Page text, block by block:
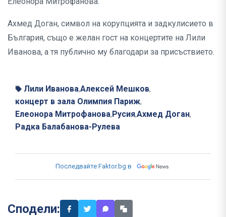
Ахмед Доган, символ на корупцията и задкулисието в
България, също е желан гост на концертите на Лили
Иванова, а тя публично му благодари за присъствието.
Лили Иванова,Алексей Мешков,
концерт в зала Олимпия Париж,
Елеонора Митрофанова, Русия,Ахмед Доган,
Радка Балабанова-Рулева
Последвайте Faktor.bg в
Сподели: